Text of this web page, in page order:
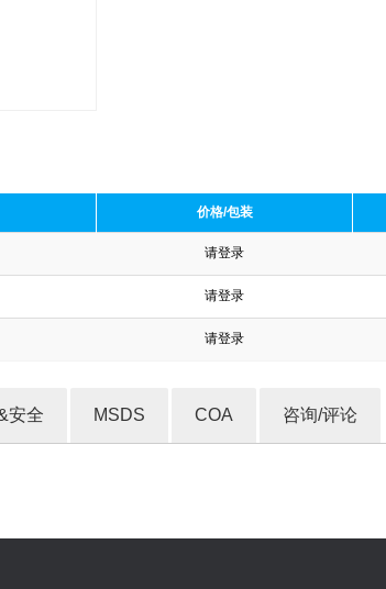
价格/包装
请登录
请登录
请登录
安全 MSDS COA 咨询/评论